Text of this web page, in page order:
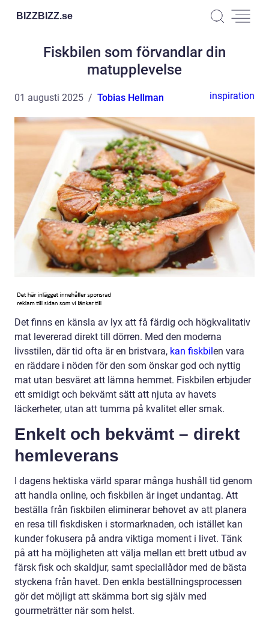
BIZZBIZZ.se
Fiskbilen som förvandlar din
matupplevelse
01 augusti 2025 Tobias Hellman inspiration
Det finns en känsla av lyx att få färdig och högkvalitativ
mat levererad direkt till dörren. Med den moderna
livsstilen, där tid ofta är en bristvara, kan fiskbil en vara
en räddare i nöden för den som önskar god och nyttig
mat utan besväret att lämna hemmet. Fiskbilen erbjuder
ett smidigt och bekvämt sätt att njuta av havets
läckerheter, utan att tumma på kvalitet eller smak.
Enkelt och bekvämt – direkt
hemleverans
I dagens hektiska värld sparar många hushåll tid genom
att handla online, och fiskbilen är inget undantag. Att
beställa från fiskbilen eliminerar behovet av att planera
en resa till fiskdisken i stormarknaden, och istället kan
kunder fokusera på andra viktiga moment i livet. Tänk
på att ha möjligheten att välja mellan ett brett utbud av
färsk fisk och skaldjur, samt speciallådor med de bästa
styckena från havet. Den enkla beställningsprocessen
gör det möjligt att skämma bort sig själv med
gourmeträtter när som helst.